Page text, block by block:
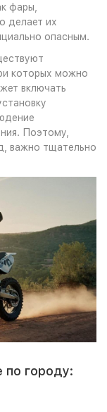
фары,
делает их
опасным.
которых можно
включать
Поэтому,
важно тщательно
по городу: